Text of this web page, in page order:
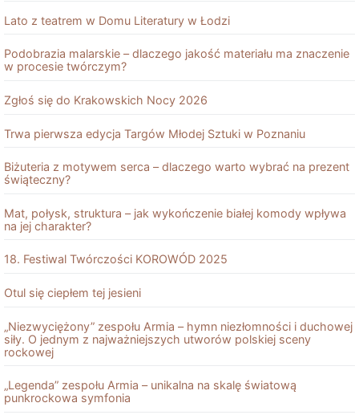
Lato z teatrem w Domu Literatury w Łodzi
Podobrazia malarskie – dlaczego jakość materiału ma znaczenie
w procesie twórczym?
Zgłoś się do Krakowskich Nocy 2026
Trwa pierwsza edycja Targów Młodej Sztuki w Poznaniu
Biżuteria z motywem serca – dlaczego warto wybrać na prezent
świąteczny?
Mat, połysk, struktura – jak wykończenie białej komody wpływa
na jej charakter?
18. Festiwal Twórczości KOROWÓD 2025
Otul się ciepłem tej jesieni
„Niezwyciężony” zespołu Armia – hymn niezłomności i duchowej
siły. O jednym z najważniejszych utworów polskiej sceny
rockowej
„Legenda” zespołu Armia – unikalna na skalę światową
punkrockowa symfonia